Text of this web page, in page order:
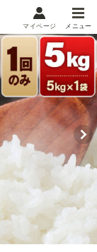
メニュー
マイページ